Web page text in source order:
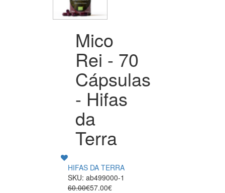
Mico
Rei - 70
Cápsulas
- Hifas
da
Terra
HIFAS DA TERRA
SKU: ab499000-1
60.00€57.00€